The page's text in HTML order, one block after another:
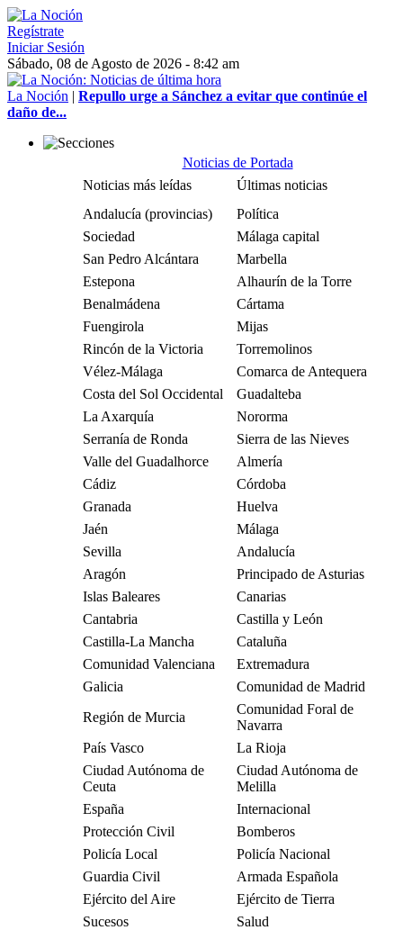
Regístrate
Iniciar Sesión
Sábado, 08 de Agosto de 2026 - 8:42 am
La Noción | Repullo urge a Sánchez a evitar que continúe el
daño de...
Noticias de Portada
Noticias más leídas
Últimas noticias
Andalucía (provincias)
Política
Sociedad
Málaga capital
San Pedro Alcántara
Marbella
Estepona
Alhaurín de la Torre
Benalmádena
Cártama
Fuengirola
Mijas
Rincón de la Victoria
Torremolinos
Vélez-Málaga
Comarca de Antequera
Costa del Sol Occidental
Guadalteba
La Axarquía
Nororma
Serranía de Ronda
Sierra de las Nieves
Valle del Guadalhorce
Almería
Cádiz
Córdoba
Granada
Huelva
Jaén
Málaga
Sevilla
Andalucía
Aragón
Principado de Asturias
Islas Baleares
Canarias
Cantabria
Castilla y León
Castilla-La Mancha
Cataluña
Comunidad Valenciana
Extremadura
Galicia
Comunidad de Madrid
Región de Murcia
Comunidad Foral de
Navarra
País Vasco
La Rioja
Ciudad Autónoma de
Ceuta
Ciudad Autónoma de
Melilla
España
Internacional
Protección Civil
Bomberos
Policía Local
Policía Nacional
Guardia Civil
Armada Española
Ejército del Aire
Ejército de Tierra
Sucesos
Salud